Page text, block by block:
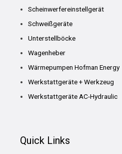
Scheinwerfereinstellgerät
Schweißgeräte
Unterstellböcke
Wagenheber
Wärmepumpen Hofman Energy
Werkstattgeräte + Werkzeug
Werkstattgeräte AC-Hydraulic
Quick Links